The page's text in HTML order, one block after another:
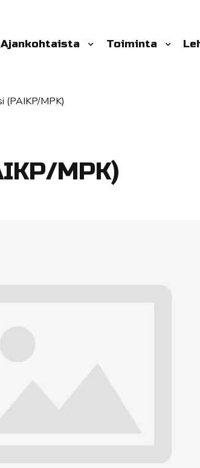
Ajankohtaista Toiminta
(PAIKP/MPK)
MPK)